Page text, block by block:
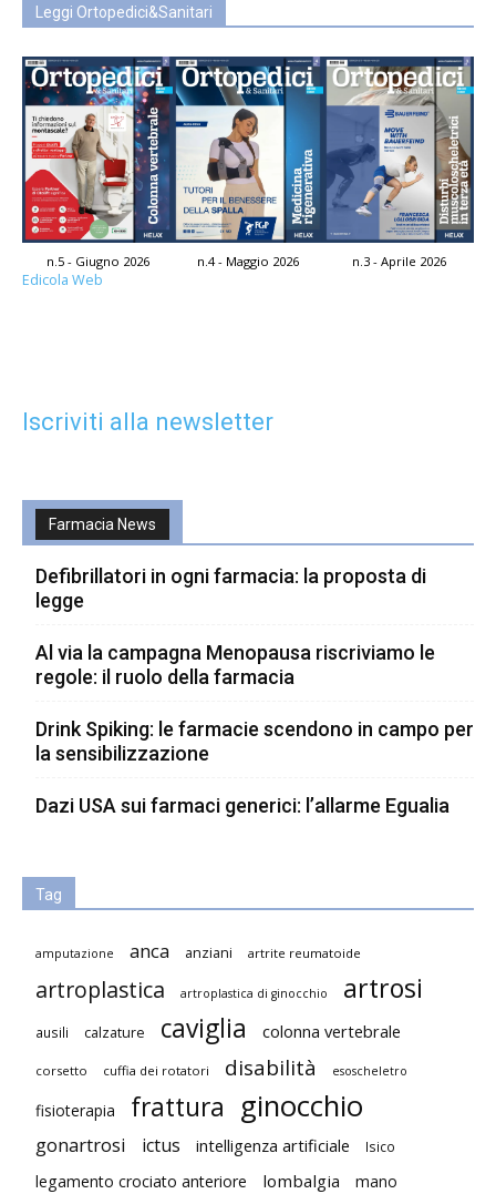
Leggi Ortopedici&Sanitari
n.5 - Giugno 2026 n.4 - Maggio 2026 n.3 - Aprile 2026
Edicola Web
Iscriviti alla newsletter
Farmacia News
Defibrillatori in ogni farmacia: la proposta di
legge
Al via la campagna Menopausa riscriviamo le
regole: il ruolo della farmacia
Drink Spiking: le farmacie scendono in campo per
la sensibilizzazione
Dazi USA sui farmaci generici: l’allarme Egualia
Tag
amputazione anca anziani artrite reumatoide
artroplastica artroplastica di ginocchio artrosi
ausili calzature caviglia colonna vertebrale
corsetto cuffia dei rotatori disabilità esoscheletro
fisioterapia frattura ginocchio
gonartrosi ictus intelligenza artificiale Isico
legamento crociato anteriore lombalgia
mano